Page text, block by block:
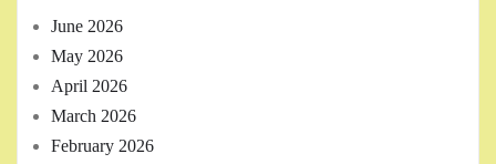
June 2026
May 2026
April 2026
March 2026
February 2026